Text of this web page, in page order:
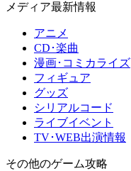
メディア最新情報
アニメ
CD･楽曲
漫画･コミカライズ
フィギュア
グッズ
シリアルコード
ライブイベント
TV･WEB出演情報
その他のゲーム攻略